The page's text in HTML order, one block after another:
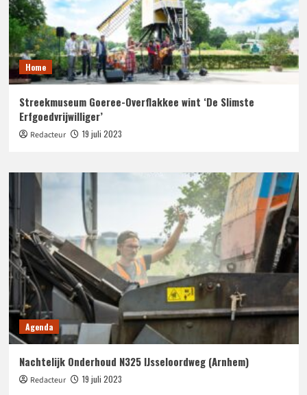
Home
Streekmuseum Goeree-Overflakkee wint ‘De Slimste
Erfgoedvrijwilliger’
Redacteur 19 juli 2023
Agenda
Nachtelijk Onderhoud N325 IJsseloordweg (Arnhem)
Redacteur 19 juli 2023